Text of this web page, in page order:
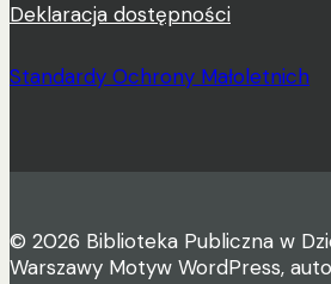
Deklaracja dostępności
Standardy Ochrony Małoletnich
© 2026 Biblioteka Publiczna w
Warszawy Motyw WordPress,